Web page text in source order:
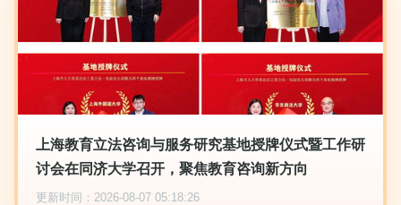
上海教育立法咨询与服务研究基地授牌仪式暨工作研
讨会在同济大学召开，聚焦教育咨询新方向
更新时间：2026-08-07 05:18:26